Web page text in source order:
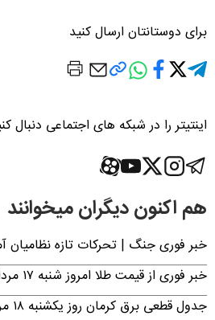
برای دوستانتان ارسال کنید
اینتیتر را در شبکه های اجتماعی دنبال
هم اکنون دیگران میخوانند
خبر فوری جنگ | تحرکات تازه نظامیان
خبر فوری از قیمت طلا امروز شنبه ۱۷ مرداد ۱۴۰۵ | طلای دست دوم و آبشده چند؟
جدول قطعی برق کرمان روز یکشنبه ۱۸ مرداد ۱۴۰۵ | برنامه خاموشی برق کرمان اعلام شد